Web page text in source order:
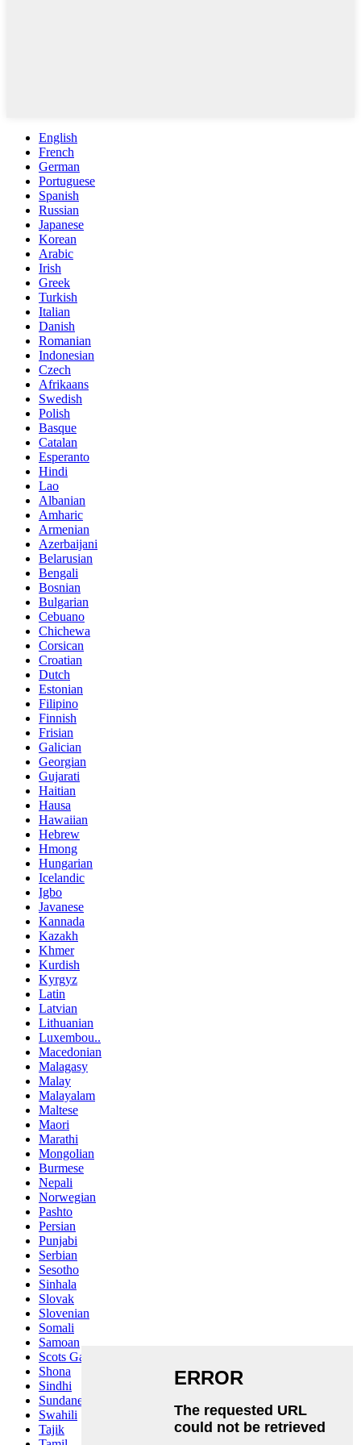
English
French
German
Portuguese
Spanish
Russian
Japanese
Korean
Arabic
Irish
Greek
Turkish
Italian
Danish
Romanian
Indonesian
Czech
Afrikaans
Swedish
Polish
Basque
Catalan
Esperanto
Hindi
Lao
Albanian
Amharic
Armenian
Azerbaijani
Belarusian
Bengali
Bosnian
Bulgarian
Cebuano
Chichewa
Corsican
Croatian
Dutch
Estonian
Filipino
Finnish
Frisian
Galician
Georgian
Gujarati
Haitian
Hausa
Hawaiian
Hebrew
Hmong
Hungarian
Icelandic
Igbo
Javanese
Kannada
Kazakh
Khmer
Kurdish
Kyrgyz
Latin
Latvian
Lithuanian
Luxembou..
Macedonian
Malagasy
Malay
Malayalam
Maltese
Maori
Marathi
Mongolian
Burmese
Nepali
Norwegian
Pashto
Persian
Punjabi
Serbian
Sesotho
Sinhala
Slovak
Slovenian
Somali
Samoan
Scots Gaelic
Shona
Sindhi
Sundanese
Swahili
Tajik